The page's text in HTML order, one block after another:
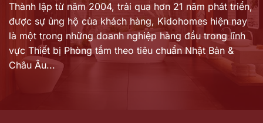
Thành lập từ năm 2004, trải qua hơn 21 năm phát triển,
được sự ủng hộ của khách hàng, Kidohomes hiện nay
là một trong những doanh nghiệp hàng đầu trong lĩnh
vực Thiết bị Phòng tắm theo tiêu chuẩn Nhật Bản &
Châu Âu...